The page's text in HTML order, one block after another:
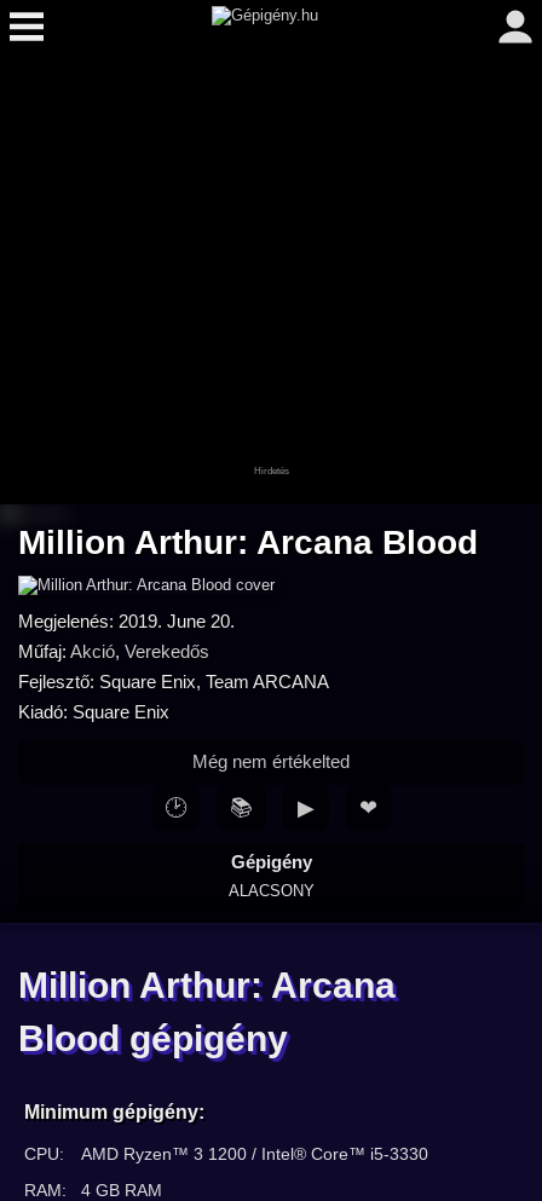
Million Arthur: Arcana Blood
Megjelenés: 2019. June 20.
Műfaj: Akció, Verekedős
Fejlesztő: Square Enix, Team ARCANA
Kiadó: Square Enix
Gépigény
ALACSONY
Még nem értékelted
🕑 📚 ▶ ❤
Million Arthur: Arcana
Blood gépigény
Minimum gépigény:
CPU:
AMD Ryzen™ 3 1200 / Intel® Core™ i5-3330
RAM:
4 GB RAM